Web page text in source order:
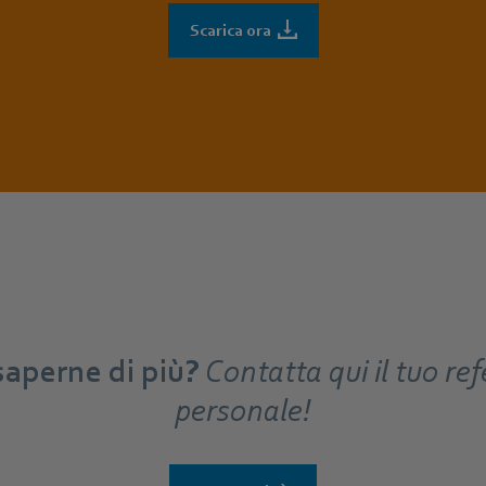
Scarica ora
di più? Contatta qui il tuo
personale!